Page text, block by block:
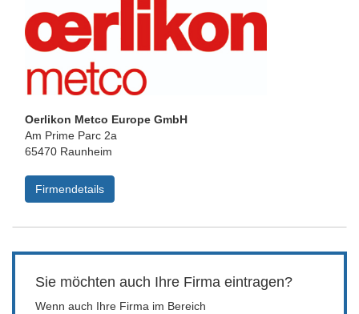
Oerlikon Metco Europe GmbH
Am Prime Parc 2a
65470 Raunheim
Firmendetails
Sie möchten auch Ihre Firma eintragen?
Wenn auch Ihre Firma im Bereich